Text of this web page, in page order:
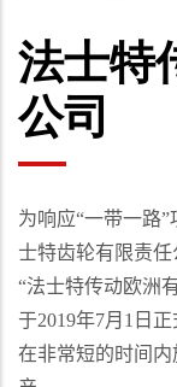
法士特
公司
为响应“一带一路”
士特齿轮有限责任
“法士特传动欧洲
于2019年7月 1 日
在非常短的时间内